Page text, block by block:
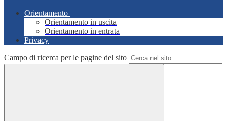
Orientamento
Orientamento in uscita
Orientamento in entrata
Privacy
Campo di ricerca per le pagine del sito